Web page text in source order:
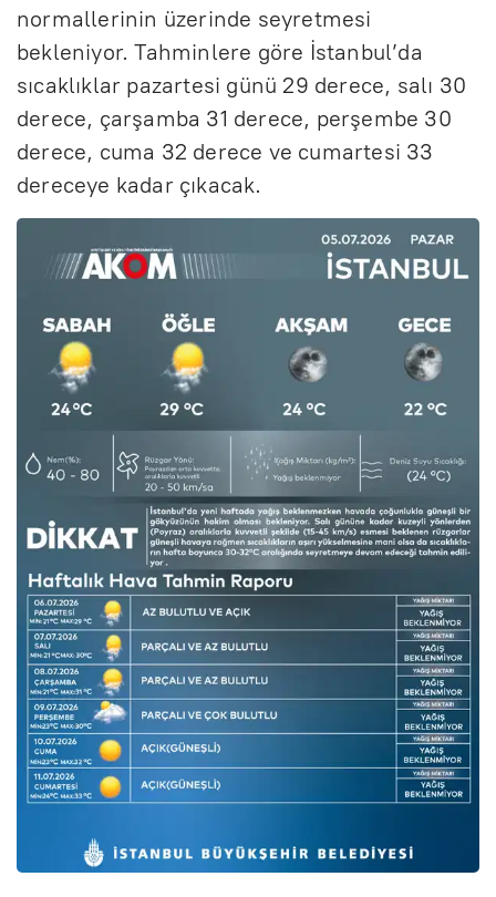
normallerinin üzerinde seyretmesi
bekleniyor. Tahminlere göre İstanbul’da
sıcaklıklar pazartesi günü 29 derece, salı 30
derece, çarşamba 31 derece, perşembe 30
derece, cuma 32 derece ve cumartesi 33
dereceye kadar çıkacak.